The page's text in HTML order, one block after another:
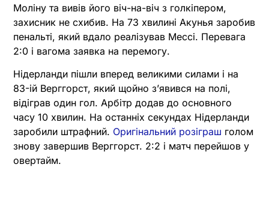
Моліну та вивів його віч-на-віч з голкіпером,
захисник не схибив. На 73 хвилині Акунья заробив
пенальті, який вдало реалізував Мессі. Перевага
2:0 і вагома заявка на перемогу.
Нідерланди пішли вперед великими силами і на
83-ій Верггорст, який щойно з’явився на полі,
відіграв один гол. Арбітр додав до основного
часу 10 хвилин. На останніх секундах Нідерланди
заробили штрафний. Оригінальний розіграш голом
знову завершив Верггорст. 2:2 і матч перейшов у
овертайм.